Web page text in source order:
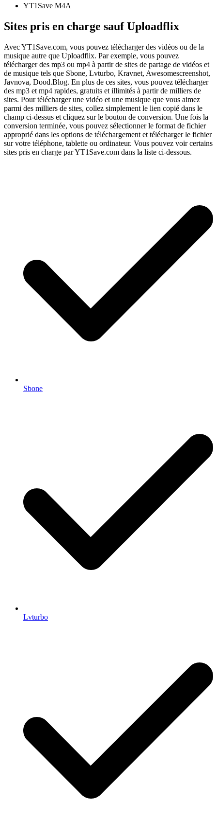
YT1Save M4A
Sites pris en charge sauf Uploadflix
Avec YT1Save.com, vous pouvez télécharger des vidéos ou de la
musique autre que Uploadflix. Par exemple, vous pouvez
télécharger des mp3 ou mp4 à partir de sites de partage de vidéos et
de musique tels que Sbone, Lvturbo, Kravnet, Awesomescreenshot,
Javnova, Dood.Blog. En plus de ces sites, vous pouvez télécharger
des mp3 et mp4 rapides, gratuits et illimités à partir de milliers de
sites. Pour télécharger une vidéo et une musique que vous aimez
parmi des milliers de sites, collez simplement le lien copié dans le
champ ci-dessus et cliquez sur le bouton de conversion. Une fois la
conversion terminée, vous pouvez sélectionner le format de fichier
approprié dans les options de téléchargement et télécharger le fichier
sur votre téléphone, tablette ou ordinateur. Vous pouvez voir certains
sites pris en charge par YT1Save.com dans la liste ci-dessous.
Sbone
Lvturbo